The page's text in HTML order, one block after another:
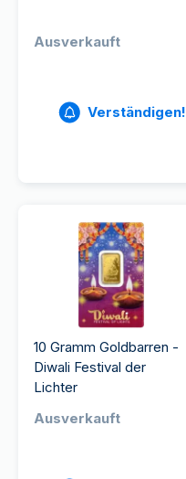
Ausverkauft
Verständigen!
10 Gramm Goldbarren -
Diwali Festival der
Lichter
Ausverkauft